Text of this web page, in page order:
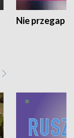
Nie przegap